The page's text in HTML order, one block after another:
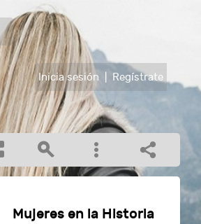
Inicia sesión Regístrate
Mujeres en la Historia